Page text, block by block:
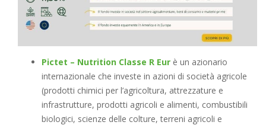
Pictet – Nutrition Classe R Eur è un azionario
internazionale che investe in azioni di società agricole
(prodotti chimici per l’agricoltura, attrezzature e
infrastrutture, prodotti agricoli e alimenti, combustibili
biologici, scienze delle colture, terreni agricoli e